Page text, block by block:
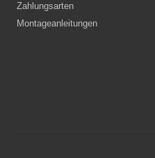
Zahlungsarten
Montageanleitungen